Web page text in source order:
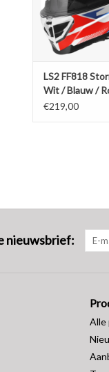
LS2 FF818
Wit / Blauw /
€219,00
nieuwsbrief:
Alle